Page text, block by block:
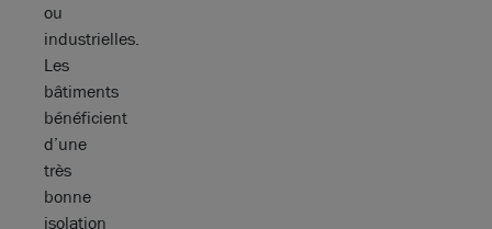
ou
industrielles.
Les
bâtiments
bénéficient
d’une
très
bonne
isolation